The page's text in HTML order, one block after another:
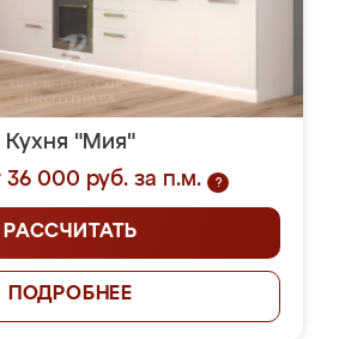
Кухня "Мия"
36 000 руб. за п.м.
?
РАССЧИТАТЬ
ПОДРОБНЕЕ